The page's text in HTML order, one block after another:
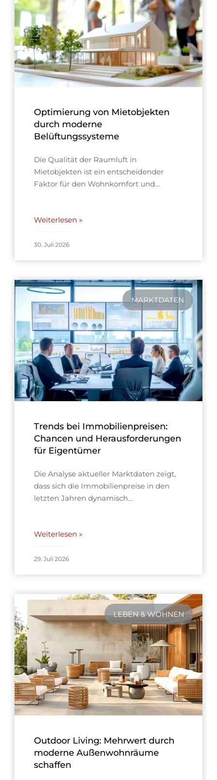
Optimierung von Mietobjekten
durch moderne
Belüftungssysteme
Die Qualität der Raumluft in
Mietobjekten ist ein entscheidender
Faktor für den Wohnkomfort und…
Weiterlesen »
30. Juli 2026
MARKTDATEN
Trends bei Immobilienpreisen:
Chancen und Herausforderungen
für Eigentümer
Die Analyse aktueller Marktdaten zeigt,
dass sich die Immobilienpreise in den
letzten Jahren dynamisch…
Weiterlesen »
29. Juli 2026
LEBEN & WOHNEN
Outdoor Living: Mehrwert durch
moderne Außenwohnräume
schaffen